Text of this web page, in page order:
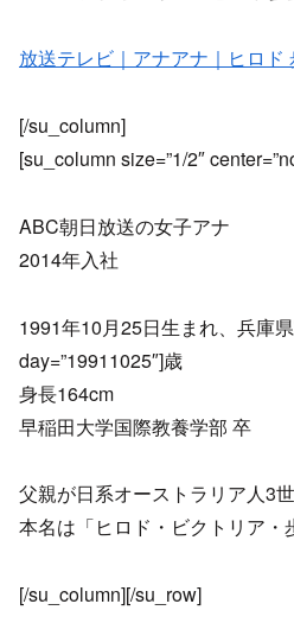
放送テレビ｜アナアナ｜ヒロド
[/su_column]
[su_column size=”1/2″
ABC朝日放送の女子アナ
2014年入社
1991年10月25日生まれ、兵庫
day=”19911025″]歳
身長164cm
早稲田大学国際教養学部 卒
父親が日系オーストラリア人3
本名は「ヒロド・ビクトリア・
[/su_column][/su_row]